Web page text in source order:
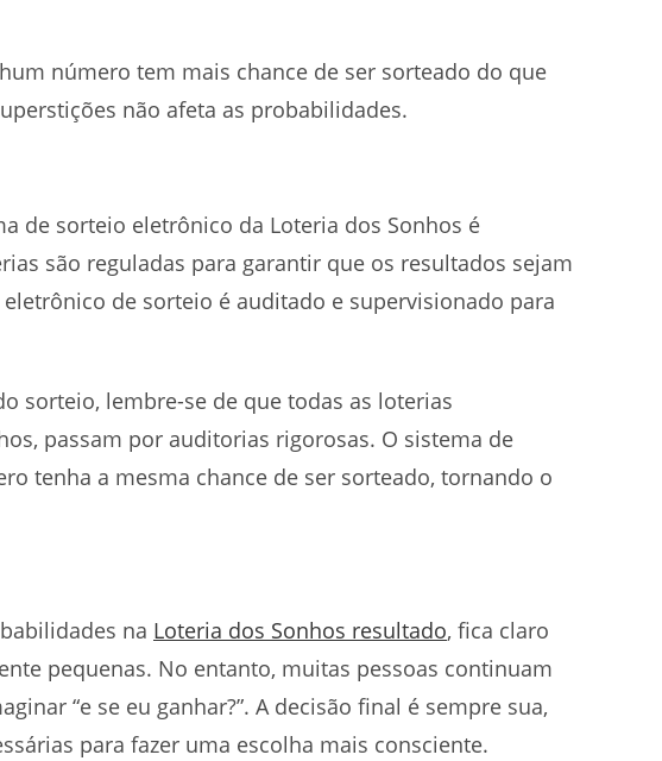
número tem mais chance de ser sorteado do que
não afeta as probabilidades.
de sorteio eletrônico da Loteria dos Sonhos é
são reguladas para garantir que os resultados sejam
de sorteio é auditado e supervisionado para
sorteio, lembre-se de que todas as loterias
passam por auditorias rigorosas. O sistema de
tenha a mesma chance de ser sorteado, tornando o
na Loteria dos Sonhos resultado, fica claro
pequenas. No entanto, muitas pessoas continuam
“e se eu ganhar?”. A decisão final é sempre sua,
para fazer uma escolha mais consciente.